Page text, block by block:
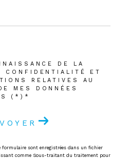
DE LA
CONFIDENTIALITÉ ET
RELATIVES AU
MES DONNÉES
(*)*
sont enregistrées dans un fichier
comme Sous-traitant du traitement pour